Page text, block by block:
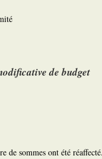
de budget
de sommes ont été